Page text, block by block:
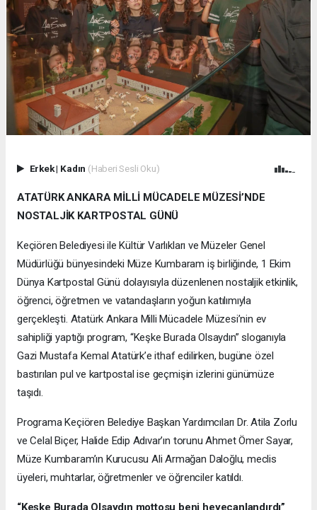
Erkek| Kadın (Haberi Sesli Oku)
ATATÜRK ANKARA MİLLİ MÜCADELE MÜZESİ’NDE
NOSTALJİK KARTPOSTAL GÜNÜ
Keçiören Belediyesi ile Kültür Varlıkları ve Müzeler Genel
Müdürlüğü bünyesindeki Müze Kumbaram iş birliğinde, 1 Ekim
Dünya Kartpostal Günü dolayısıyla düzenlenen nostaljik etkinlik,
öğrenci, öğretmen ve vatandaşların yoğun katılımıyla
gerçekleşti. Atatürk Ankara Milli Mücadele Müzesi’nin ev
sahipliği yaptığı program, “Keşke Burada Olsaydın” sloganıyla
Gazi Mustafa Kemal Atatürk’e ithaf edilirken, bugüne özel
bastırılan pul ve kartpostal ise geçmişin izlerini günümüze
taşıdı.
Programa Keçiören Belediye Başkan Yardımcıları Dr. Atila Zorlu
ve Celal Biçer, Halide Edip Adıvar’ın torunu Ahmet Ömer Sayar,
Müze Kumbaram’ın Kurucusu Ali Armağan Daloğlu, meclis
üyeleri, muhtarlar, öğretmenler ve öğrenciler katıldı.
“Keşke Burada Olsaydın mottosu beni heyecanlandırdı”